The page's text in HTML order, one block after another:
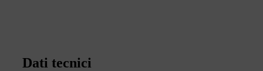
Dati tecnici